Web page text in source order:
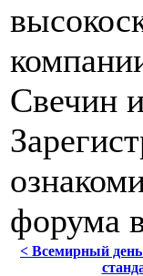
Свечин
форума
< Всемирный